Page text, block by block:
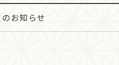
お知らせ